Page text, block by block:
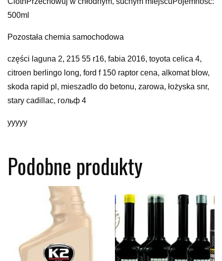
500ml
Pozostała chemia samochodowa
części laguna 2, 215 55 r16, fabia 2016, toyota celica 4,
citroen berlingo long, ford f 150 raptor cena, alkomat blow,
skoda rapid pl, mieszadlo do betonu, zarowa, łożyska snr,
stary cadillac, гольф 4
yyyyy
Podobne produkty